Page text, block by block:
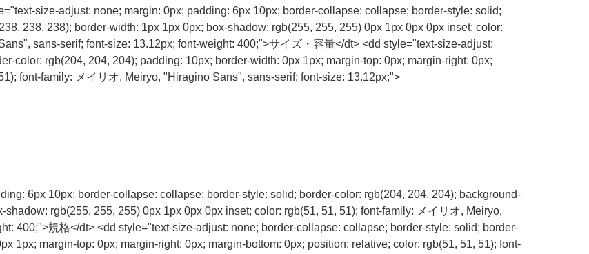
size-adjust: none; margin: 0px; padding: 6px 10px; border-collapse: collapse; border-style: solid;
238, 238); border-width: 1px 1px 0px; box-shadow: rgb(255, 255, 255) 0px 1px 0px 0px inset; color:
sans-serif; font-size: 13.12px; font-weight: 400;">サイズ・容量</dt> <dd style="text-size-adjust:
color: rgb(204, 204, 204); padding: 10px; border-width: 0px 1px; margin-top: 0px; margin-right: 0px;
font-family: メイリオ, Meiryo, "Hiragino Sans", sans-serif; font-size: 13.12px;">
6px 10px; border-collapse: collapse; border-style: solid; border-color: rgb(204, 204, 204); background-
rgb(255, 255, 255) 0px 1px 0px 0px inset; color: rgb(51, 51, 51); font-family: メイリオ, Meiryo,
400;">規格</dt> <dd style="text-size-adjust: none; border-collapse: collapse; border-style: solid; border-
1px; margin-top: 0px; margin-right: 0px; margin-bottom: 0px; position: relative; color: rgb(51, 51, 51); font-